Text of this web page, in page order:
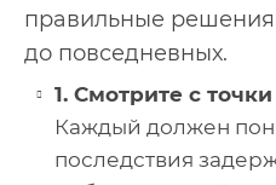
правильные решения
до повседневных.
1. Смотрите с
Каждый должен
последствия